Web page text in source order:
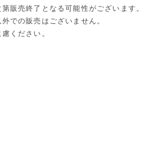
販売終了となる可能性がございます。
での販売はございません。
ください。